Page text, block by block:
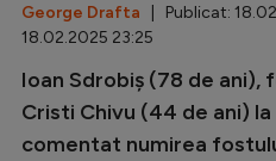
Clasamente
Champions
George Drafta | Publicat:
18.02.2025 23:25
Ioan Sdrobiș (78 de ani),
Cristi Chivu (44 de ani) la
comentat numirea